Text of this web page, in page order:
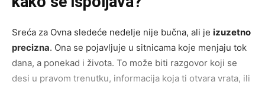
Sreća za Ovna sledeće nedelje nije bučna, ali je izuzetno
precizna. Ona se pojavljuje u sitnicama koje menjaju tok
dana, a ponekad i života. To može biti razgovor koji se
desi u pravom trenutku, informacija koja ti otvara vrata, ili